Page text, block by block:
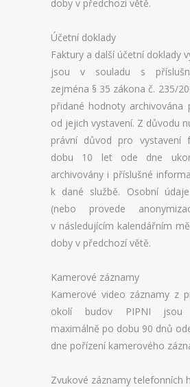
doby v předchozí větě.
Účetní doklady
Faktury a další účetní doklady
jsou v souladu s
zejména § 35 zákona č. 235/
přidané hodnoty archivována
od jejich vystavení. Z důvodu
právní důvod pro vystavení
dobu 10 let ode dne
archivovány i příslušné
k dané službě. Osobní
(nebo provede
v následujícím kalendářním
doby v předchozí větě.
Kamerové záznamy
Kamerové video záznamy z
okolí budov PIPNI jsou
maximálně po dobu 90 dnů
dne pořízení kamerového
Zvukové záznamy telefonních